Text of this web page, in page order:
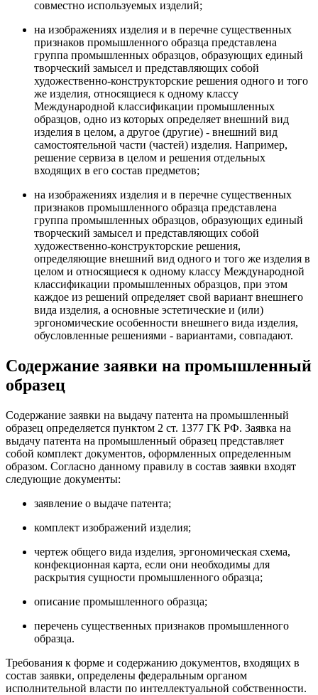
совместно используемых изделий;
на изображениях изделия и в перечне существенных
признаков промышленного образца представлена
группа промышленных образцов, образующих единый
творческий замысел и представляющих собой
художественно-конструкторские решения одного и того
же изделия, относящиеся к одному классу
Международной классификации промышленных
образцов, одно из которых определяет внешний вид
изделия в целом, а другое (другие) - внешний вид
самостоятельной части (частей) изделия. Например,
решение сервиза в целом и решения отдельных
входящих в его состав предметов;
на изображениях изделия и в перечне существенных
признаков промышленного образца представлена
группа промышленных образцов, образующих единый
творческий замысел и представляющих собой
художественно-конструкторские решения,
определяющие внешний вид одного и того же изделия в
целом и относящиеся к одному классу Международной
классификации промышленных образцов, при этом
каждое из решений определяет свой вариант внешнего
вида изделия, а основные эстетические и (или)
эргономические особенности внешнего вида изделия,
обусловленные решениями - вариантами, совпадают.
Содержание заявки на промышленный
образец
Содержание заявки на выдачу патента на промышленный
образец определяется пунктом 2 ст. 1377 ГК РФ. Заявка на
выдачу патента на промышленный образец представляет
собой комплект документов, оформленных определенным
образом. Согласно данному правилу в состав заявки входят
следующие документы:
заявление о выдаче патента;
комплект изображений изделия;
чертеж общего вида изделия, эргономическая схема,
конфекционная карта, если они необходимы для
раскрытия сущности промышленного образца;
описание промышленного образца;
перечень существенных признаков промышленного
образца.
Требования к форме и содержанию документов, входящих в
состав заявки, определены федеральным органом
исполнительной власти по интеллектуальной собственности.